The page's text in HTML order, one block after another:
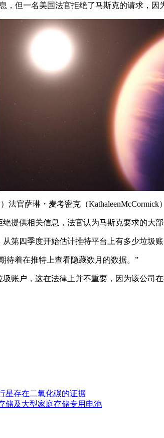
但一名美国法官拒绝了马斯克的请求，因
官萨琳・麦考密克（
供相关信息，法官认为马斯克要求的大部
四季度开始估计推特平台上有多少垃圾账
着在推特上查看隐藏数月的数据。”
户，这在法律上并不重要，因为该公司
星存在二氧化碳的证据
储及大型家庭存储专用电池